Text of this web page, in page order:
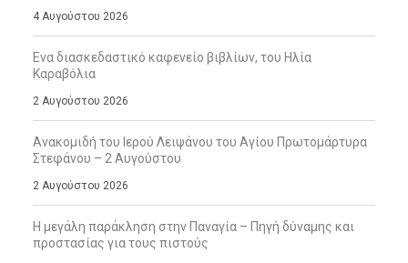
4 Αυγούστου 2026
Ενα διασκεδαστικό καφενείο βιβλίων, του Ηλία
Καραβόλια
2 Αυγούστου 2026
Ανακομιδή του Ιερού Λειψάνου του Αγίου Πρωτομάρτυρα
Στεφάνου – 2 Αυγούστου
2 Αυγούστου 2026
Η μεγάλη παράκληση στην Παναγία – Πηγή δύναμης και
προστασίας για τους πιστούς